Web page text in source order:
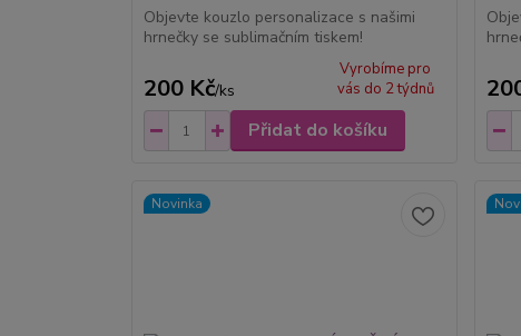
Objevte kouzlo personalizace s našimi
hrnečky se sublimačním tiskem!
200 Kč/ks
Vyrobíme pro
vás do 2 týdnů
Přidat do košíku
Novinka